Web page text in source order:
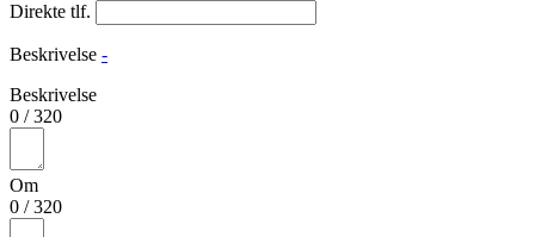
Direkte tlf.
Beskrivelse -
Beskrivelse
0 /320
Om
0 /320